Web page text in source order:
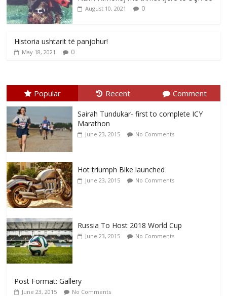
August 10, 2021 0
Historia ushtarit të panjohur!
May 18, 2021 0
Popular Recent Comment
Sairah Tundukar- first to complete ICY
Marathon
June 23, 2015 No Comments
Hot triumph Bike launched
June 23, 2015 No Comments
Russia To Host 2018 World Cup
June 23, 2015 No Comments
Post Format: Gallery
June 23, 2015 No Comments